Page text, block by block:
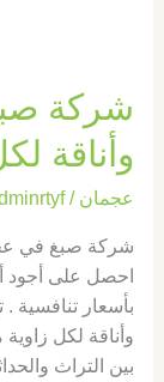
شركة
وأناقة
عجمان /
شركة صبغ في
احصل على أجود
بأسعار
وأناقة لكل
بين التراث